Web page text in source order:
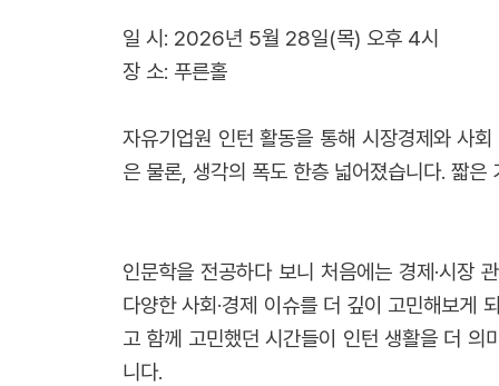
일 시: 2026년 5월 28일(목) 오후 4시
장 소: 푸른홀
자유기업원 인턴 활동을 통해 시장경제와 사
은 물론, 생각의 폭도 한층 넓어졌습니다. 짧
인문학을 전공하다 보니 처음에는 경제·시장
다양한 사회·경제 이슈를 더 깊이 고민해보게
고 함께 고민했던 시간들이 인턴 생활을 더 의
니다.